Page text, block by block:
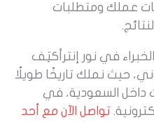
عملك ومتطلبات
في نور إنترأكتِف
حيث نملك تاريخًا طويلًا
داخل السعودية، في
تواصل الآن مع أحد